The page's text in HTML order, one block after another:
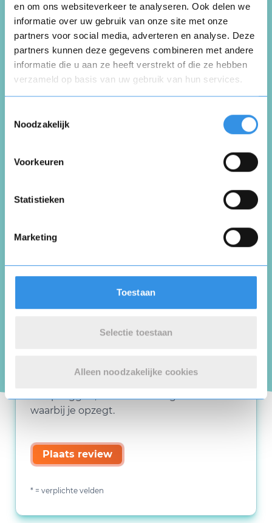
en om ons websiteverkeer te analyseren. Ook delen we
informatie over uw gebruik van onze site met onze
partners voor social media, adverteren en analyse. Deze
partners kunnen deze gegevens combineren met andere
informatie die u aan ze heeft verstrekt of die ze hebben
verzameld op basis van uw gebruik van hun services.
Noodzakelijk
Voorkeuren
Statistieken
Marketing
Toestaan
Selectie toestaan
Alleen noodzakelijke cookies
Schrijf een review
Beoordeel je ervaring *
123opzeggen, niet over de organisatie
waarbij je opzegt.
Plaats review
* = verplichte velden